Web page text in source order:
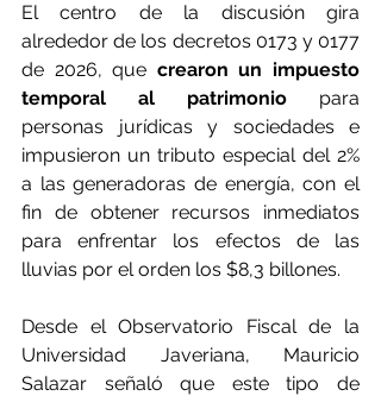
El centro de la discusión gira
alrededor de los decretos 0173 y 0177
de 2026, que crearon un impuesto
temporal al patrimonio para
personas jurídicas y sociedades e
impusieron un tributo especial del 2%
a las generadoras de energía, con el
fin de obtener recursos inmediatos
para enfrentar los efectos de las
lluvias por el orden los $8,3 billones.
Desde el Observatorio Fiscal de la
Universidad Javeriana, Mauricio
Salazar señaló que este tipo de